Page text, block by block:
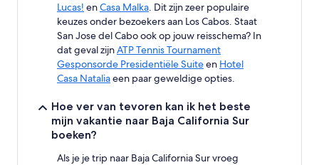
Lucas! enCasa Malka. Dit zijn zeer populaire
keuzes onder bezoekers aan Los Cabos. Staat
San Jose del Cabo ook op jouw reisschema? In
dat geval zijnATP Tennis Tournament
Gesponsorde Presidentiële Suiteen Hotel
Casa Nataliaeen paar geweldige opties.
Hoe ver van tevoren kan ik het beste
mijn vakantie naar Baja California Sur
boeken?
Als je je trip naar Baja California Sur vroeg